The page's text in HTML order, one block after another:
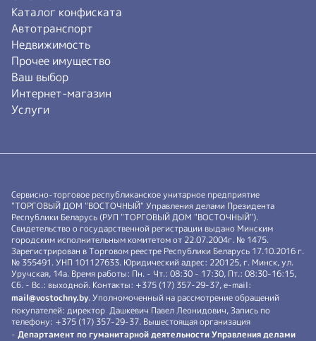
Каталог конфиската
Автотранспорт
Недвижимость
Прочее имущество
Ваш выбор
Интернет-магазин
Услуги
Сервисно-торговое республиканское унитарное предприятие
"ТОРГОВЫЙ ДОМ "ВОСТОЧНЫЙ" Управления делами Президента
Республики Беларусь (РУП "ТОРГОВЫЙ ДОМ "ВОСТОЧНЫЙ").
Свидетельство о государственной регистрации выдано Минским
городским исполнительным комитетом от 22.07.2004г. № 1475.
Зарегистрирован в Торговом реестре Республики Беларусь 17.10.2016 г.
№ 355491. УНП 101127633. Юридический адрес: 220125, г. Минск, ул.
Уручская, 14а. Время работы: Пн. - Чт.: 08:30 - 17:30, Пт.: 08:30-16:15,
Сб. - Вс.: выходной. Контакты: +375 (17) 357-29-37, e-mail:
mail@vostochny.by. Уполномоченный на рассмотрение обращений
покупателей: директор Дашкевич Павел Леонидович, Запись по
телефону: +375 (17) 357-29-37. Вышестоящая организация
- Департамент по гуманитарной деятельности Управления делами